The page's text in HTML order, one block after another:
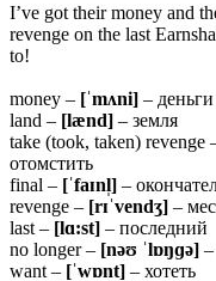
I’ve got their money and
revenge on the last
to!
money – [ˈmʌni] – деньги
land – [lænd] – земля
take (took, taken) revenge
отомстить
final – [ˈfaɪnl̩] –
revenge – [rɪˈvendʒ] –
last – [lɑ:st] – последний
no longer – [nəʊ ˈlɒŋɡə]
want – [ˈwɒnt] – хотеть